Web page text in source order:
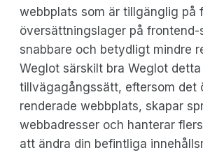
webbplats som är tillgänglig på
översättningslager på frontend-
snabbare och betydligt mindre
Weglot särskilt bra Weglot detta
tillvägagångssätt, eftersom det
renderade webbplats, skapar
webbadresser och hanterar
att ändra din befintliga